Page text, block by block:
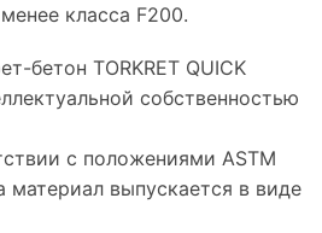
класса F200.
бетон TORKRET QUICK
собственностью
с положениями ASTM
материал выпускается в виде